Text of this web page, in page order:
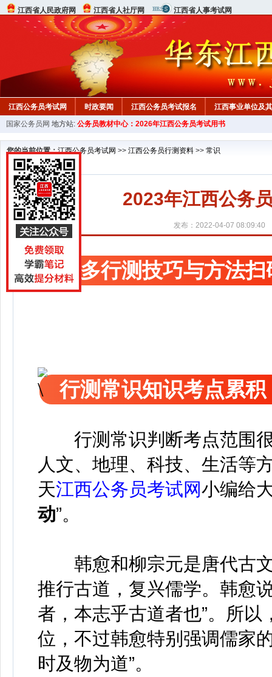
江西省人民政府网 江西省人社厅网 江西省人事考试网
江西公务员考试网 时政要闻 江西公务员考试报名 江西事业单位及
行测真题 在线咨询 教材中心
国家公务员网 地方站: 公务员教材中心：2026年江西公务员考试用书
您的当前位置：江西公务员考试网 >> 江西公务员行测资料 >> 常识
2023年江西公务
发布：2022-04-07 08:09:40
更多行测技巧与方法扫
行测常识知识考点累积
行测常识判断考点范围
人文、地理、科技、生活等
天江西公务员考试网小编给
动”。
韩愈和柳宗元是唐代古文
推行古道，复兴儒学。韩愈
者，本志乎古道者也”。所
位，不过韩愈特别强调儒家
时及物为道”。